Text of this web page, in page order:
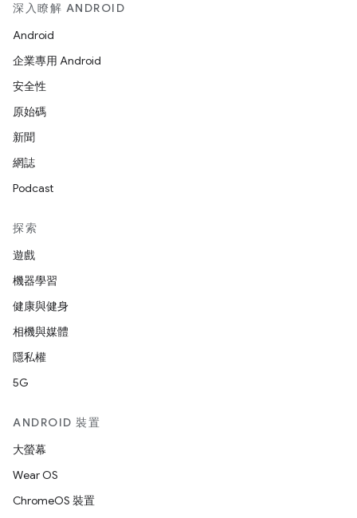
深入瞭解 ANDROID
Android
企業專用 Android
安全性
原始碼
新聞
網誌
Podcast
探索
遊戲
機器學習
健康與健身
相機與媒體
隱私權
5G
ANDROID 裝置
大螢幕
Wear OS
ChromeOS 裝置